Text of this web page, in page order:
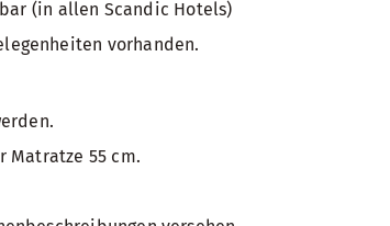
(in allen Scandic Hotels)
vorhanden.
Matratze 55 cm.